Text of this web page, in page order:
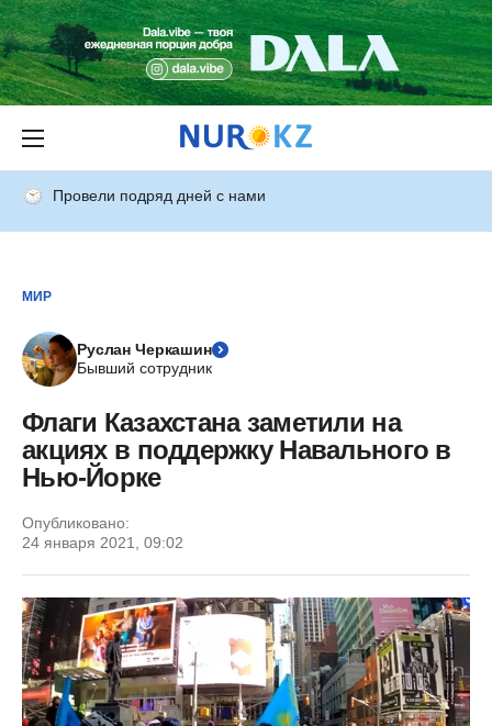
Провели подряд дней с нами
МИР
Руслан Черкашин
Бывший сотрудник
Флаги Казахстана заметили на
акциях в поддержку Навального в
Нью-Йорке
Опубликовано:
24 января 2021, 09:02